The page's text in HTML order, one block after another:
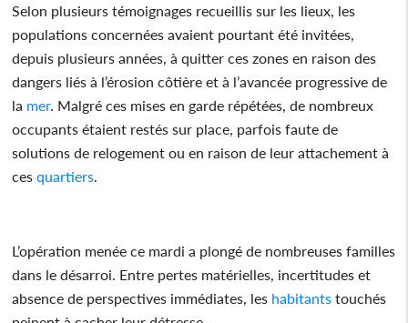
Selon plusieurs témoignages recueillis sur les lieux, les
populations concernées avaient pourtant été invitées,
depuis plusieurs années, à quitter ces zones en raison des
dangers liés à l’érosion côtière et à l’avancée progressive de
la mer. Malgré ces mises en garde répétées, de nombreux
occupants étaient restés sur place, parfois faute de
solutions de relogement ou en raison de leur attachement à
ces quartiers
L’opération menée ce mardi a plongé de nombreuses familles
dans le désarroi. Entre pertes matérielles, incertitudes et
absence de perspectives immédiates, les habitants touchés